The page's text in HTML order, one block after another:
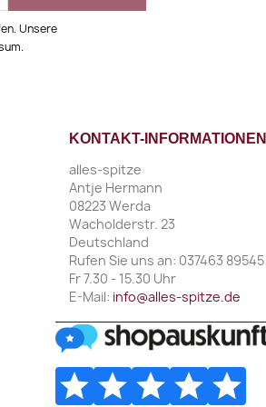
Unsere
KONTAKT-INFORMATIONEN
alles-spitze
Antje Hermann
08223 Werda
Wacholderstr. 23
Deutschland
Rufen Sie uns an: 037463
Fr 7.30 - 15.30 Uhr
E-Mail: info@alles-spitze.de